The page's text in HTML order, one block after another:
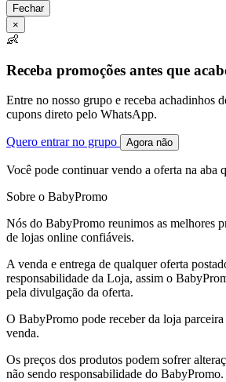
Fechar
×
👶
Receba promoções antes que
Entre no nosso grupo e receba achadinhos
cupons direto pelo WhatsApp.
Quero entrar no grupo Agora não
Você pode continuar vendo a oferta na aba
Sobre o BabyPromo
Nós do BabyPromo reunimos as melhores
de lojas online confiáveis.
A venda e entrega de qualquer oferta
responsabilidade da Loja, assim o
pela divulgação da oferta.
O BabyPromo pode receber da loja parceira
venda.
Os preços dos produtos podem sofrer
não sendo responsabilidade do BabyPromo.